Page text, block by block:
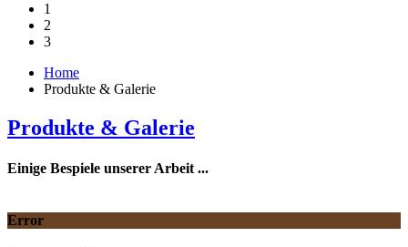
1
2
3
Home
Produkte & Galerie
Produkte & Galerie
Einige Bespiele unserer Arbeit ...
Error